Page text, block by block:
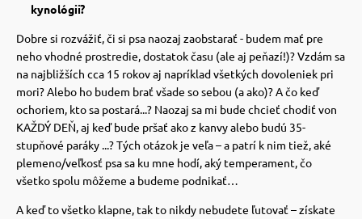
kynológii?
Dobre si rozvážiť, či si psa naozaj zaobstarať - budem mať pre
neho vhodné prostredie, dostatok času (ale aj peňazí!)?Vzdám sa
na najbližších cca 15 rokov aj napríklad všetkých dovoleniek pri
mori? Alebo ho budem brať všade so sebou (a ako)?A čo keď
ochoriem, kto sa postará...? Naozaj sa mi bude chcieť chodiť von
KAŽDÝ DEŇ, aj keď bude pršať ako z kanvy alebo budú 35-
stupňové paráky ...?Tých otázok je veľa – a patrí k nim tiež, aké
plemeno/veľkosť psa sa ku mne hodí, aký temperament, čo
všetko spolu môžeme a budeme podnikať…
A keď to všetko klapne, tak to nikdy nebudete ľutovať – získate